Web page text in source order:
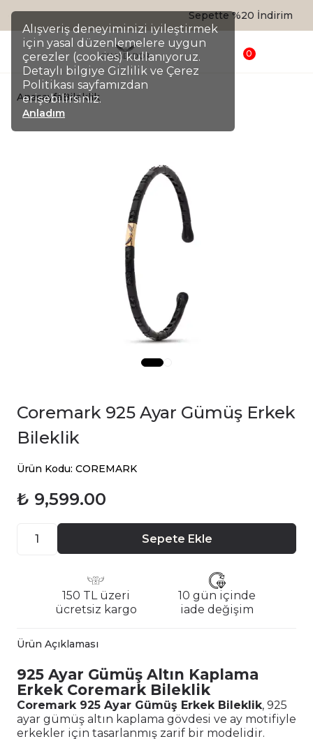
Alışveriş deneyiminizi iyileştirmek
için yasal düzenlemelere uygun
çerezler (cookies) kullanıyoruz.
Detaylı bilgiye Gizlilik ve Çerez
Politikası sayfamızdan
erişebilirsiniz.
Anladım
Sepette %20 İndirim
0
AnasayfaBileklik
Coremark 925 Ayar Gümüş Erkek
Bileklik
Ürün Kodu: COREMARK
₺ 9,599.00
Sepete Ekle
150 TL üzeri
ücretsiz kargo
10 gün içinde
iade değişim
Ürün Açıklaması
925 Ayar Gümüş Altın Kaplama
Erkek Coremark Bileklik
Coremark 925 Ayar Gümüş Erkek Bileklik, 925
ayar gümüş altın kaplama gövdesi ve ay motifiyle
erkekler için tasarlanmış zarif bir modelidir.